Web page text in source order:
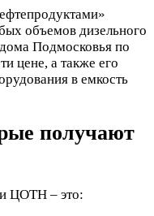
объемов дизельного
Подмосковья по
цене, а также его
в емкость
получают
ЦОТН – это: